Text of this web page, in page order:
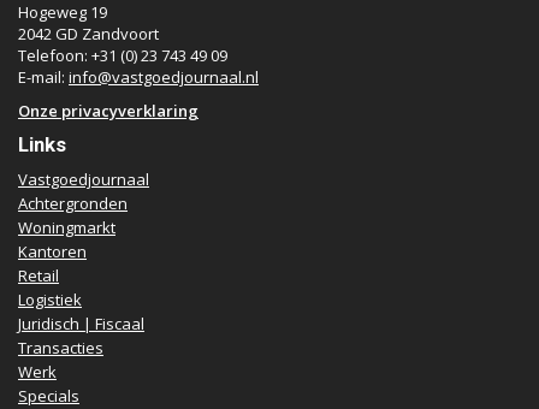
Hogeweg 19
2042 GD Zandvoort
Telefoon: +31 (0) 23 743 49 09
E-mail: info@vastgoedjournaal.nl
Onze privacyverklaring
Links
Vastgoedjournaal
Achtergronden
Woningmarkt
Kantoren
Retail
Logistiek
Juridisch | Fiscaal
Transacties
Werk
Specials